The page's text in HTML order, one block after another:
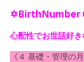
心配性でお世話好
《４ 基礎・管理の月